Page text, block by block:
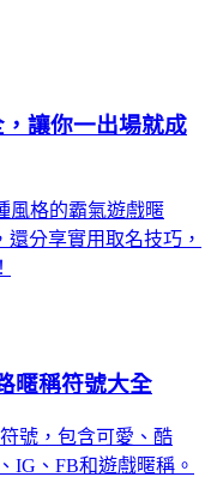
讓你一出場就成
風格的霸氣遊戲暱
分享實用取名技巧，
暱稱符號大全
號，包含可愛、酷
IG、FB和遊戲暱稱。